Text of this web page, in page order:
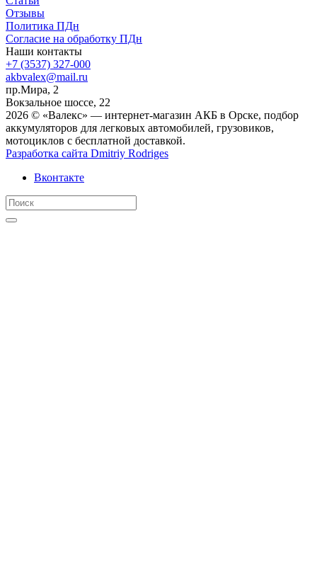
Отзывы
Политика ПДн
Согласие на обработку ПДн
Наши контакты
+7 (3537) 327-000
akbvalex@mail.ru
пр.Мира, 2
Вокзальное шоссе, 22
2026 © «Валекс» — интернет-магазин АКБ в Орске, подбор
аккумуляторов для легковых автомобилей, грузовиков,
мотоциклов с бесплатной доставкой.
Разработка сайта Dmitriy Rodriges
Вконтакте